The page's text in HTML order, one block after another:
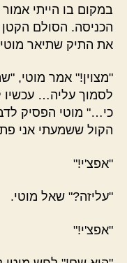
במקום בו הייתי
הכניסה. הסולם
את התיק שתיאר
"מצוין!" אמר מוטי,
לסמוך עליה… עכשיו
כי…" מוטי הפסיק
הקול ששמעתי אני
"אפצ'י!"
"עליזה?" שאל מוטי.
"אפצ'י!"